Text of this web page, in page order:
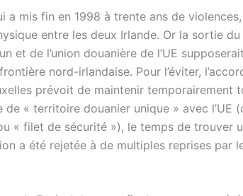
a mis fin en 1998 à trente ans de violences,
entre les deux Irlande. Or la sortie du
et de l’union douanière de l’UE
nord-irlandaise. Pour l’éviter,
prévoit de maintenir temporairement
de « territoire douanier unique » avec l’UE
« filet de sécurité »), le temps de trouver
a été rejetée à de multiples reprises par